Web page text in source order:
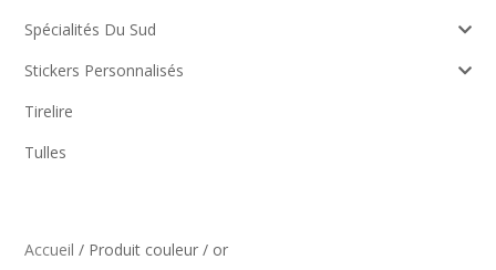
Accueil / Produit couleur / or
Spécialités Du Sud
Stickers Personnalisés
Tirelire
Tulles